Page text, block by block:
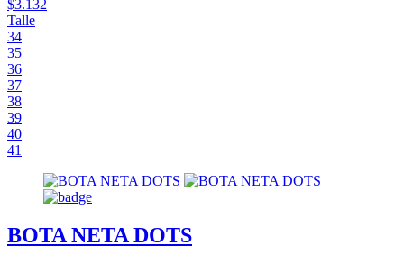
$3.132
Talle
34
35
36
37
38
39
40
41
BOTA NETA DOTS